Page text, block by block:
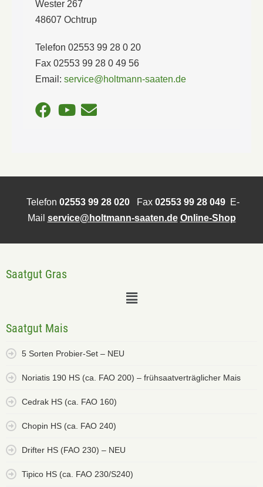
Wester 267
48607 Ochtrup
Telefon 02553 99 28 0 20
Fax 02553 99 28 0 49 56
Email: service@holtmann-saaten.de
Telefon 02553 99 28 020Fax 02553 99 28 049E-
Mail service@holtmann-saaten.de Online-Shop
Saatgut Gras
Saatgut Mais
5 Sorten Probier-Set – NEU
Noriatis 190 HS (ca. FAO 200) – frühsaatverträglicher Mais
Cedrak HS (ca. FAO 160)
Chopin HS (ca. FAO 240)
Drifter HS (FAO 230) – NEU
Tipico HS (ca. FAO 230/S240)